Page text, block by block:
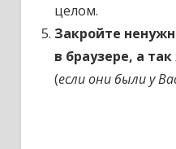
целом.
Закройте
в браузере, а
(если они были у